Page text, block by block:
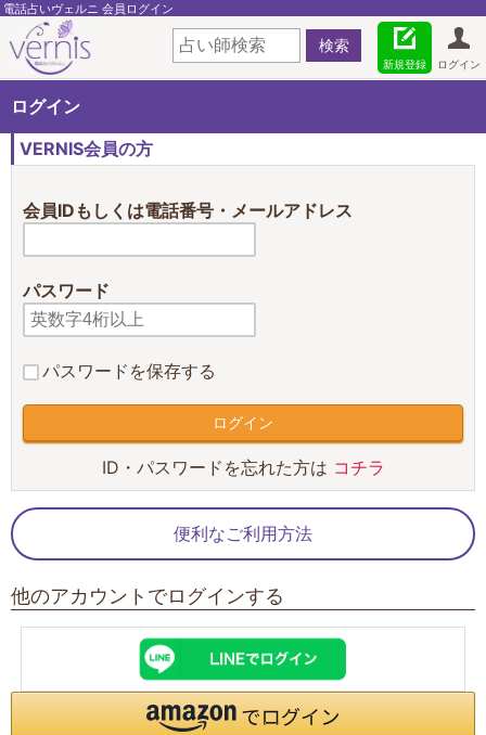
電話占いヴェルニ 会員ログイン
ログイン
新規登録
ログイン
VERNIS会員の方
会員IDもしくは電話番号・メールアドレス
パスワード
パスワードを保存する
ID・パスワードを忘れた方は コチラ
便利なご利用方法
他のアカウントでログインする